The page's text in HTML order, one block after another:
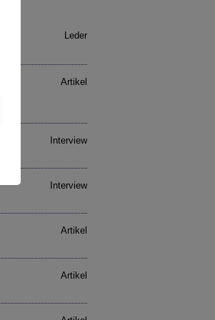
Leder
Artikel
Interview
Interview
Artikel
Artikel